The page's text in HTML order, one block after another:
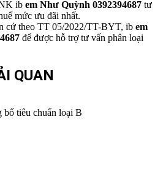
ib em Như Quỳnh 0392394687 tư
mức ưu đãi nhất.
cứ theo TT 05/2022/TT-BYT, ib em
để được hỗ trợ tư vấn phân loại
QUAN
bố tiêu chuẩn loại B